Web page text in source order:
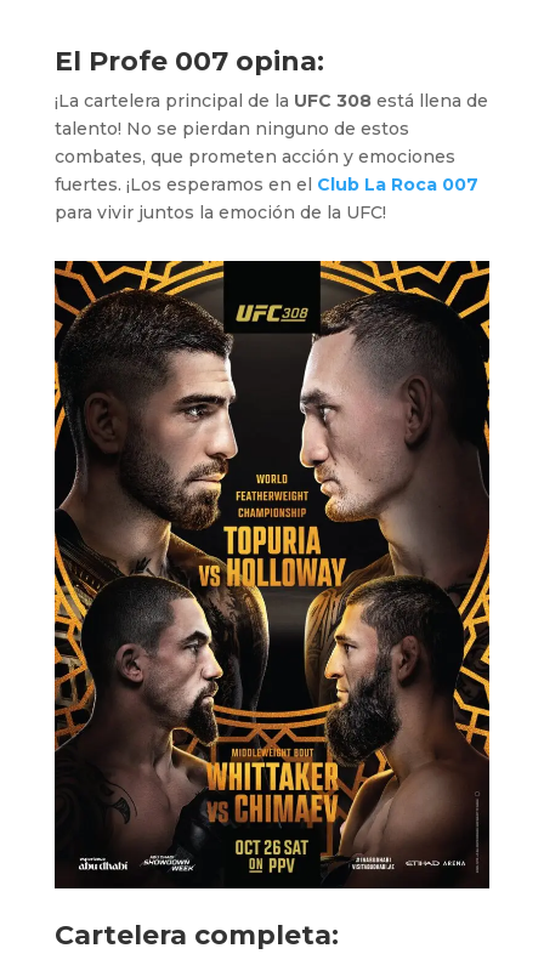
El Profe 007 opina:
¡La cartelera principal de la UFC 308está llena de
talento! No se pierdan ninguno de estos
combates, que prometen acción y emociones
fuertes. ¡Los esperamos en el Club La Roca 007
para vivir juntos la emoción de la UFC!
Cartelera completa: